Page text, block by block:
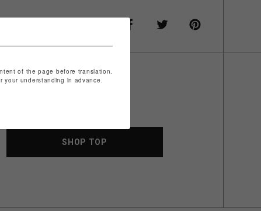
SHOP TOP
of the page before translation.
your understanding in advance.